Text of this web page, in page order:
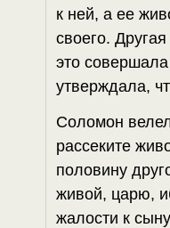
к ней, а ее
своего.
это
утверждала,
Соломон
рассеките
половину
живой, царю,
жалости к